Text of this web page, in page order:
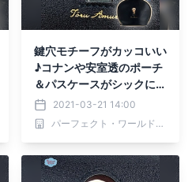
鍵穴モチーフがカッコいい
♪コナンや安室透のポーチ
＆パスケースがシックに登
場
2021-03-21 14:00
パーフェクト・ワールド株式会社